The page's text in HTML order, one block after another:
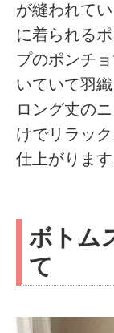
が縫われて
に着られる
プのポンチ
いていて羽
ロング丈の
けでリラッ
仕上がります
ボトム
て